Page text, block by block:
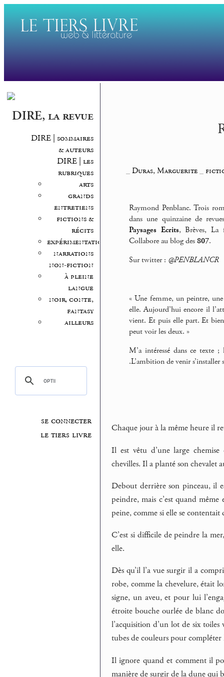
DIRE, la revue
DIRE | sommaires
& auteurs
DIRE | les
rubriques
arts
grands
entretiens
fictions &
récits
expérimentation
narrations
non-fiction
à pleine
langue
noir, conte,
fantasy
ailleurs
se connecter
le tiers livre
Duras, Marguerite_
Raymond Penblanc. Trois
dans une quinzaine de
Paysages Ecrits, Brèves, La
Collabore au blog des807.
Sur twitter : @PENBLANCR
« Une femme, un peintre,
elle. Aujourd’hui encore il
vient. Et puis elle part. Et
peut voir les deux. »
M’a intéressé dans ce texte
.L’ambition de venir
Chaque jour à la même heure il
Il est vêtu d’une large
chevilles. Il a planté son chevalet
Debout derrière son pinceau, il
peindre, mais c’est quand
peine, comme si elle se contentait
C’est si difficile de peindre la
elle.
Dès qu’il l’a vue surgir il a
robe, comme la chevelure, était
signe, un aveu, et pour lui
étroite bouche ourlée de blanc
l’acquisition d’un lot de six
tubes de couleurs pour compléter
Il ignore quand et comment il
manière de surgir de la dune qui